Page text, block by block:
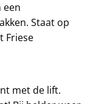
een
Staat op
Friese
met de lift.